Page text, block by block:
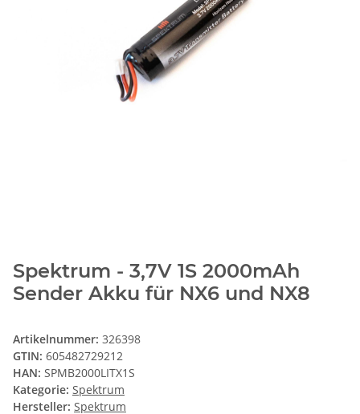
Spektrum - 3,7V 1S 2000mAh
Sender Akku für NX6 und NX8
Artikelnummer: 326398
GTIN: 605482729212
HAN: SPMB2000LITX1S
Kategorie: Spektrum
Hersteller: Spektrum